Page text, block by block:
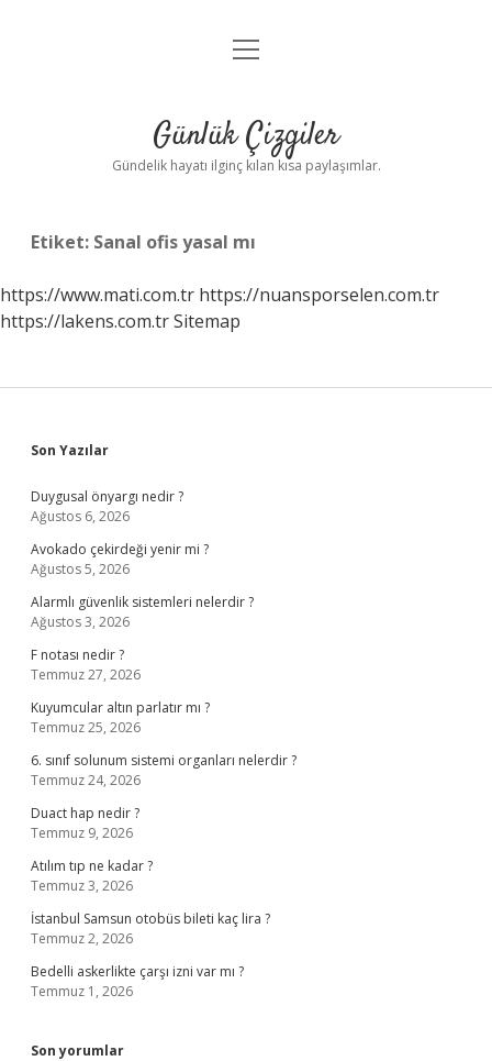
Anasayfa
Yasal Uyarı
menüyü
Günlük Çizgiler
Gündelik hayatı ilginç kılan kısa paylaşımlar.
Etiket: Sanal ofis yasal mı
https://www.mati.com.tr https://nuansporselen.com.tr
https://lakens.com.trSitemap
Sidebar
Son Yazılar
Duygusal önyargı nedir ?
Ağustos 6, 2026
Avokado çekirdeği yenir mi ?
Ağustos 5, 2026
Alarmlı güvenlik sistemleri nelerdir ?
Ağustos 3, 2026
F notası nedir ?
Temmuz 27, 2026
Kuyumcular altın parlatır mı ?
Temmuz 25, 2026
6. sınıf solunum sistemi organları nelerdir ?
Temmuz 24, 2026
Duact hap nedir ?
Temmuz 9, 2026
Atılım tıp ne kadar ?
Temmuz 3, 2026
İstanbul Samsun otobüs bileti kaç lira ?
Temmuz 2, 2026
Bedelli askerlikte çarşı izni var mı ?
Temmuz 1, 2026
Son yorumlar